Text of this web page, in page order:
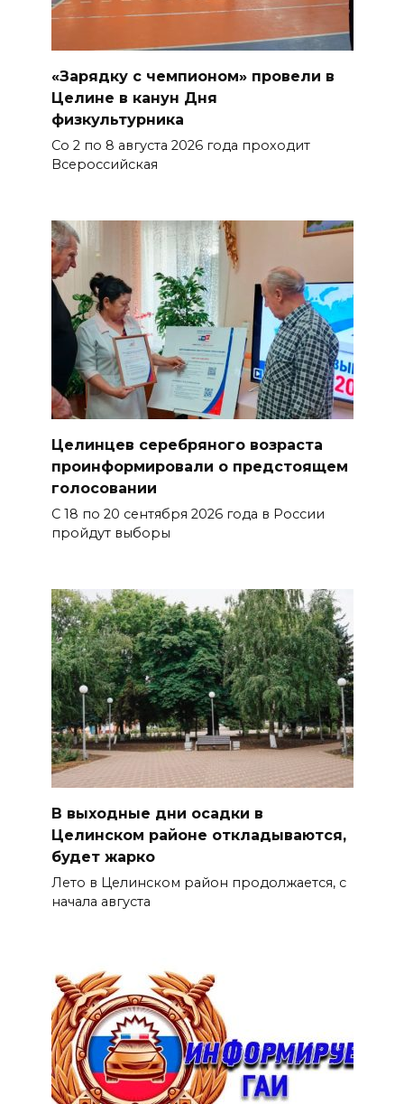
«Зарядку с чемпионом» провели в
Целине в канун Дня
физкультурника
Со 2 по 8 августа 2026 года проходит
Всероссийская
Целинцев серебряного возраста
проинформировали о предстоящем
голосовании
С 18 по 20 сентября 2026 года в России
пройдут выборы
В выходные дни осадки в
Целинском районе откладываются,
будет жарко
Лето в Целинском район продолжается, с
начала августа